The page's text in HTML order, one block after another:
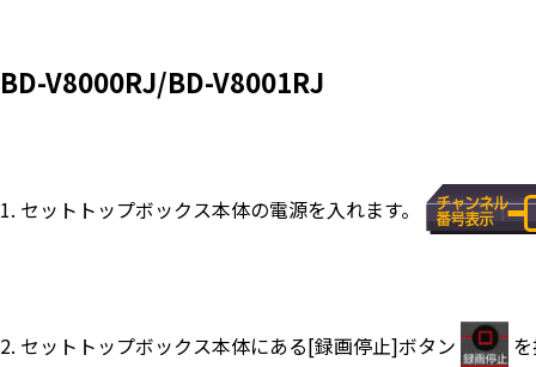
BD-V8000RJ/BD-V8001RJ
1. セットトップボックス本体の電源を入れます。
2. セットトップボックス本体にある[録画停止]ボタン